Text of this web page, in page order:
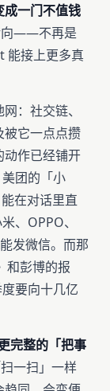
成一门不值钱
向——不再是
能接上更多真
：社交链、
被它一点点攒
动作已经铺开
团的「小
在对话里直
、OPPO、
发微信。而那
和彭博的报
要向十几亿
完整的「把事
一扫」一样